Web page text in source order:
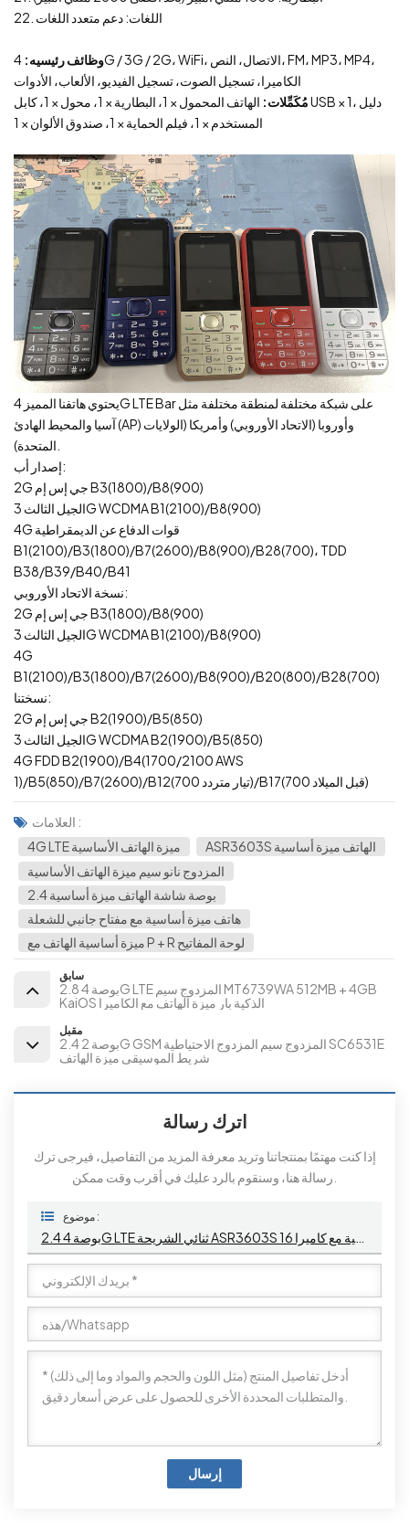
22. اللغات: دعم متعدد اللغات
وظائف رئيسيه: 4G / 3G / 2G، WiFi، الاتصال، النص، FM، MP3، MP4،
الكاميرا، تسجيل الصوت، تسجيل الفيديو، الألعاب، الأدوات
مُكَمِّلات:
الهاتف المحمول × 1، البطارية × 1، محول × 1، كابل USB × 1، دليل
المستخدم × 1، فيلم الحماية × 1، صندوق الألوان × 1
يحتوي هاتفنا المميز 4G LTE Bar على شبكة مختلفة لمنطقة مختلفة مثل
آسيا والمحيط الهادئ (AP) وأوروبا (الاتحاد الأوروبي) وأمريكا (الولايات
إصدار أب:
2G جي إس إم B3(1800)/B8(900)
الجيل الثالث 3G WCDMA B1(2100)/B8(900)
4G قوات الدفاع عن الديمقراطية
B1(2100)/B3(1800)/B7(2600)/B8(900)/B28(700)، TDD
B38/B39/B40/B41
نسخة الاتحاد الأوروبي:
2G جي إس إم B3(1800)/B8(900)
الجيل الثالث 3G WCDMA B1(2100)/B8(900)
4G
B1(2100)/B3(1800)/B7(2600)/B8(900)/B20(800)/B28(700)
نسختنا:
2G جي إس إم B2(1900)/B5(850)
الجيل الثالث 3G WCDMA B2(1900)/B5(850)
4G FDD B2(1900)/B4(1700/2100 AWS
1)/B5(850)/B7(2600)/B12(700 تيار متردد)/B17(700 قبل الميلاد)
العلامات :
4G LTE ميزة الهاتف الأساسية
ASR3603S الهاتف ميزة أساسية
المزدوج نانو سيم ميزة الهاتف الأساسية
2.4 بوصة شاشة الهاتف ميزة أساسية
هاتف ميزة أساسية مع مفتاح جانبي للشعلة
ميزة أساسية الهاتف مع P + R لوحة المفاتيح
سابق
2.8 بوصة 4G LTE المزدوج سيم MT6739WA 512MB + 4GB
KaiOS الذكية بار ميزة الهاتف مع الكاميرا
مقبل
2.4 بوصة 2G GSM المزدوج سيم المزدوج الاحتياطية SC6531E
شريط الموسيقى ميزة الهاتف
اترك رسالة
إذا كنت مهتمًا بمنتجاتنا وتريد معرفة المزيد من التفاصيل، فيرجى ترك
موضوع :
إرسال